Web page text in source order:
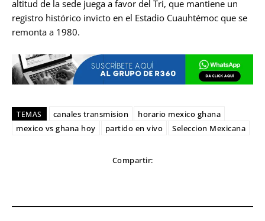
altitud de la sede juega a favor del Tri, que mantiene un
registro histórico invicto en el Estadio Cuauhtémoc que se
remonta a 1980.
TEMAS canales transmision
horario mexico ghana
mexico vs ghana hoy
partido en vivo Seleccion Mexicana
Compartir: